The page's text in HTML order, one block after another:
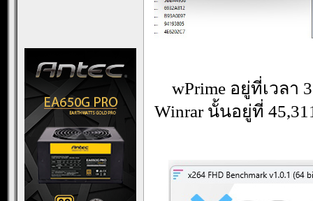
wPrime อยู่ที่เวลา
Winrar นั้นอยู่ที่